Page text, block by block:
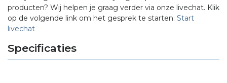
producten? Wij helpen je graag verder via onze livechat. Klik
op de volgende link om het gesprek te starten: Start
livechat
Specificaties